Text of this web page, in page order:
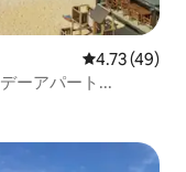
レビュー49
4.73 (49)
ーアパート...